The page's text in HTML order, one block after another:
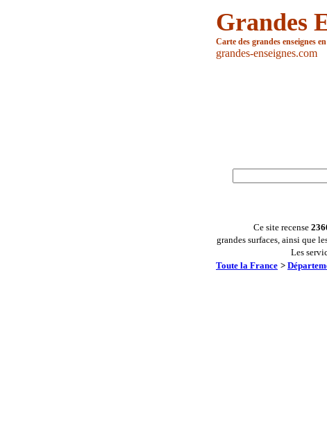
Grandes
Carte des grandes enseignes
grandes-enseignes.com
Ce site recense
grandes surfaces, ainsi que
Les
Toute la France >